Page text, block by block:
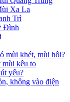
Xa La
Trì
Đình
mùi khét, mùi hôi?
mùi kêu to
yếu?
không vào điện